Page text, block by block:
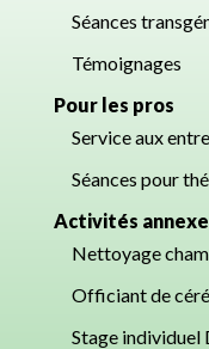
Séances
Témoignages
Pour les pros
Service aux
Séances pour
Activités
Nettoyage
Officiant de
Stage individuel